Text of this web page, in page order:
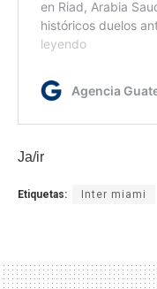
Ja/ir
Etiquetas: Inter miami